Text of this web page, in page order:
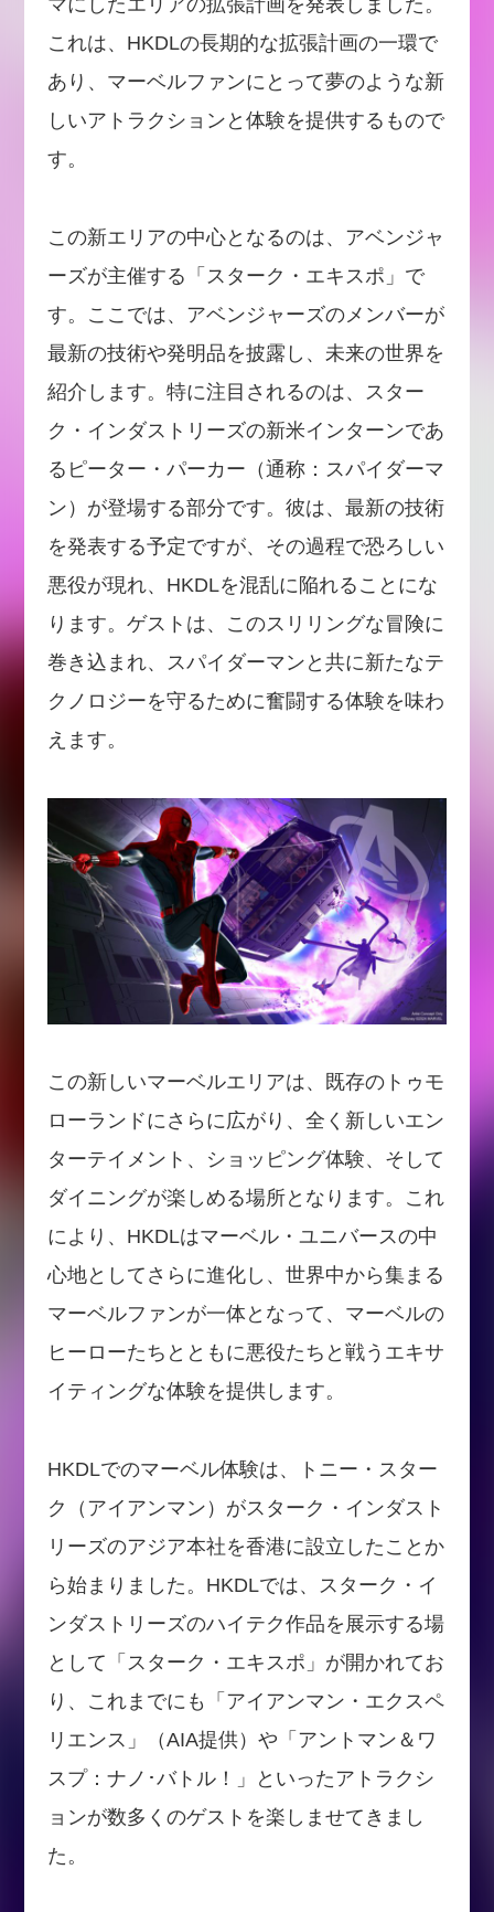
これは、HKDLの長期的な拡張計画の一環で
あり、マーベルファンにとって夢のような新
しいアトラクションと体験を提供するもので
す。
この新エリアの中心となるのは、アベンジャ
ーズが主催する「スターク・エキスポ」で
す。ここでは、アベンジャーズのメンバーが
最新の技術や発明品を披露し、未来の世界を
紹介します。特に注目されるのは、スター
ク・インダストリーズの新米インターンであ
るピーター・パーカー（通称：スパイダーマ
ン）が登場する部分です。彼は、最新の技術
を発表する予定ですが、その過程で恐ろしい
悪役が現れ、HKDLを混乱に陥れることにな
ります。ゲストは、このスリリングな冒険に
巻き込まれ、スパイダーマンと共に新たなテ
クノロジーを守るために奮闘する体験を味わ
えます。
この新しいマーベルエリアは、既存のトゥモ
ローランドにさらに広がり、全く新しいエン
ターテイメント、ショッピング体験、そして
ダイニングが楽しめる場所となります。これ
により、HKDLはマーベル・ユニバースの中
心地としてさらに進化し、世界中から集まる
マーベルファンが一体となって、マーベルの
ヒーローたちとともに悪役たちと戦うエキサ
イティングな体験を提供します。
HKDLでのマーベル体験は、トニー・スター
ク（アイアンマン）がスターク・インダスト
リーズのアジア本社を香港に設立したことか
ら始まりました。HKDLでは、スターク・イ
ンダストリーズのハイテク作品を展示する場
として「スターク・エキスポ」が開かれてお
り、これまでにも「アイアンマン・エクスペ
リエンス」（AIA提供）や「アントマン＆ワ
スプ：ナノ･バトル！」といったアトラクシ
ョンが数多くのゲストを楽しませてきまし
た。